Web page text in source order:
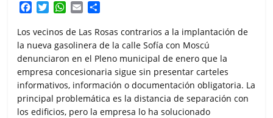
c
e
b
o
k
i
t
t
e
r
W
a
t
s
A
p
a
i
l
m
p
a
r
i
r
Los vecinos de Las Rosas contrarios a la implantación de
la nueva gasolinera de la calle Sofía con Moscú
denunciaron en el Pleno municipal de enero que la
empresa concesionaria sigue sin presentar carteles
informativos, información o documentación obligatoria. La
principal problemática es la distancia de separación con
los edificios, pero la empresa lo ha solucionado